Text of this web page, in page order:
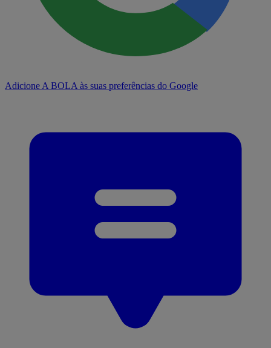
Adicione A BOLA às suas preferências do Google